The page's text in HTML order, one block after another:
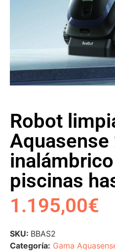
Robot
Aquasense
piscinas
1.195,00€
SKU: BBAS2
Categoría: Gama